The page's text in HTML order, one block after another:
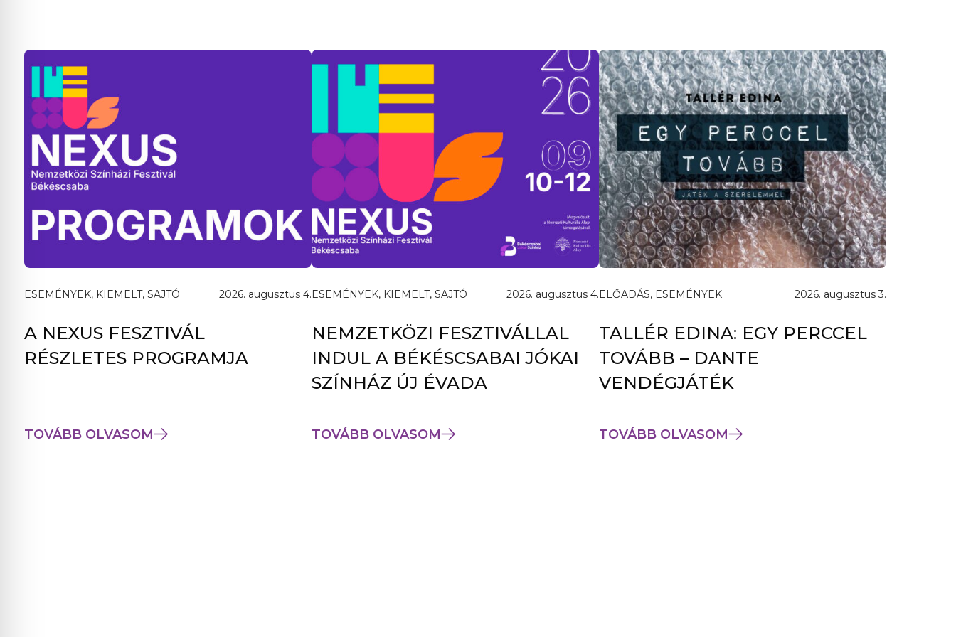
ESEMÉNYEK, KIEMELT, SAJTÓ 2026. augusztus 4.
A NEXUS FESZTIVÁL
RÉSZLETES PROGRAMJA
TOVÁBB OLVASOM
ESEMÉNYEK, KIEMELT, SAJTÓ 2026. augusztus 4.
NEMZETKÖZI FESZTIVÁLLAL
INDUL A BÉKÉSCSABAI JÓKAI
SZÍNHÁZ ÚJ ÉVADA
TOVÁBB OLVASOM
ELŐADÁS, ESEMÉNYEK 2026. augusztus 3.
TALLÉR EDINA: EGY PERCCEL
TOVÁBB – DANTE
VENDÉGJÁTÉK
TOVÁBB OLVASOM